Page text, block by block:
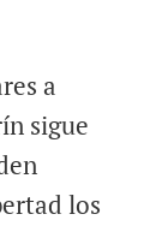
a
sigue
los